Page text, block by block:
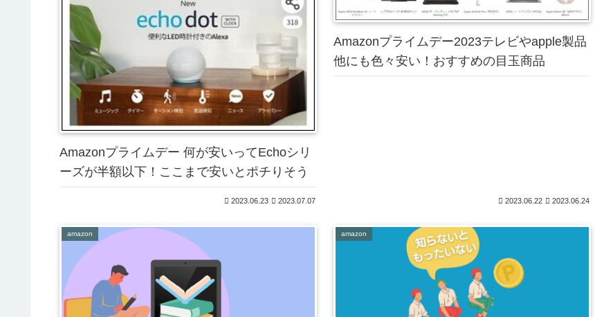
Amazonプライムデー 何が安いってEchoシリ
ーズが半額以下！ここまで安いとポチりそう
2023.06.23 2023.07.07
Amazonプライムデー2023テレビやapple製品
他にも色々安い！おすすめの目玉商品
2023.06.22 2023.06.24
amazon amazon